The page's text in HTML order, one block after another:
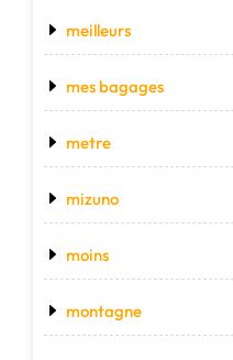
meilleurs
mes bagages
metre
mizuno
moins
montagne